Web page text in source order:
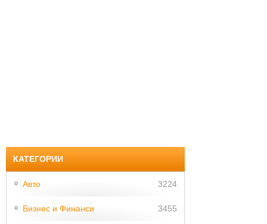
КАТЕГОРИИ
Авто 3224
Бизнес и Финанси 3455